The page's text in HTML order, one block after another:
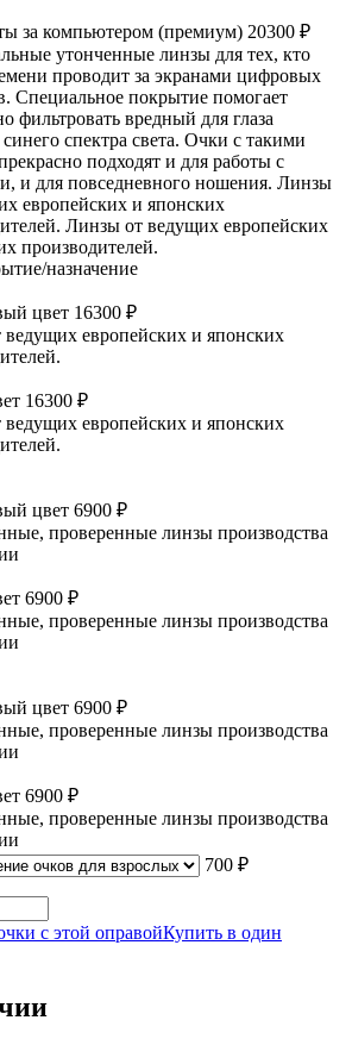
за компьютером (премиум) 20300 ₽
утонченные линзы для тех, кто
проводит за экранами цифровых
Специальное покрытие помогает
фильтровать вредный для глаза
спектра света. Очки с такими
подходят и для работы с
и для повседневного ношения. Линзы
европейских и японских
Линзы от ведущих европейских
производителей.
назначение
цвет 16300 ₽
европейских и японских
16300 ₽
европейских и японских
цвет 6900 ₽
проверенные линзы производства
6900 ₽
проверенные линзы производства
цвет 6900 ₽
проверенные линзы производства
6900 ₽
проверенные линзы производства
700 ₽
с этой оправойКупить в один